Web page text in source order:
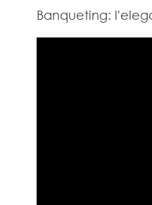
Banqueting: